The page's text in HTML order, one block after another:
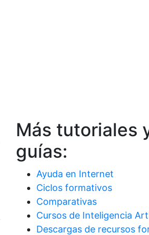
Más tutoriales
guías:
Ayuda en Internet
Ciclos formativos
Comparativas
Cursos de Inteligencia
Descargas de recursos